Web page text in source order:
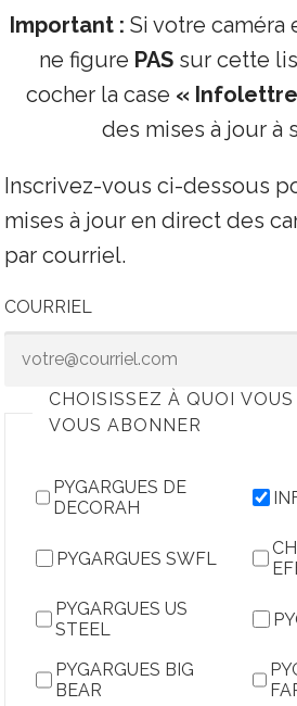
Important : Si votre
ne figure PAS sur cette
cocher la case «
des mises à jour à
Inscrivez-vous ci-dessous
mises à jour en direct des
par courriel.
COURRIEL
CHOISISSEZ À QUOI
VOUS ABONNER
PYGARGUES DE
DECORAH
PYGARGUES SWFL
PYGARGUES US
STEEL
PYGARGUES BIG
BEAR